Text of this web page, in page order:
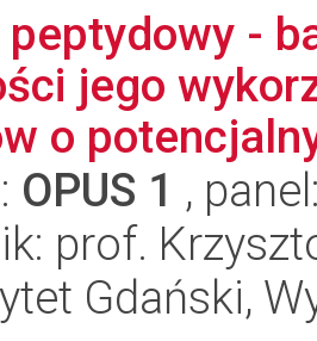
-
jego
o
OPUS 1 ,
prof.
Gdański,